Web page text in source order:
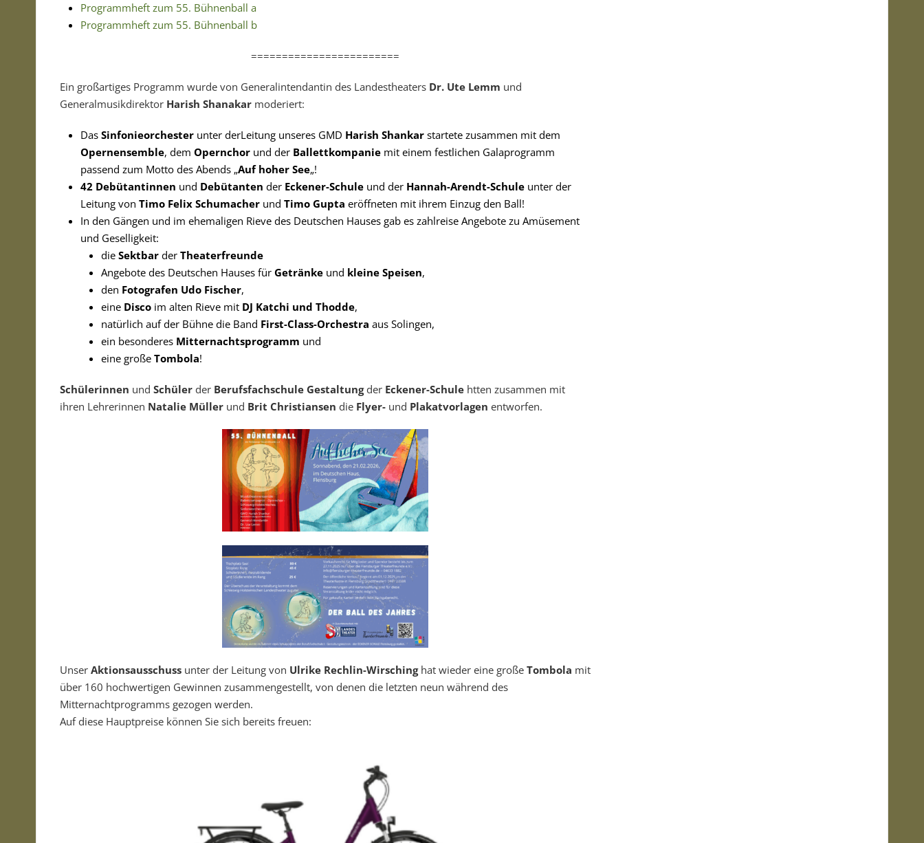
Programmheft zum 55. Bühnenball a
Programmheft zum 55. Bühnenball b
========================
Ein großartiges Programm wurde von Generalintendantin des Landestheaters Dr. Ute Lemm und
Generalmusikdirektor Harish Shanakar moderiert:
Das Sinfonieorchester unter derLeitung unseres GMD Harish Shankar startete zusammen mit dem
Opernensemble, dem Opernchor und der Ballettkompanie mit einem festlichen Galaprogramm
passend zum Motto des Abends „Auf hoher See„!
42 Debütantinnen und Debütanten der Eckener-Schule und der Hannah-Arendt-Schule unter der
Leitung von Timo Felix Schumacher und Timo Gupta eröffneten mit ihrem Einzug den Ball!
In den Gängen und im ehemaligen Rieve des Deutschen Hauses gab es zahlreise Angebote zu Amüsement
und Geselligkeit:
die Sektbar der Theaterfreunde
Angebote des Deutschen Hauses für Getränke und kleine Speisen,
den Fotografen Udo Fischer,
eine Disco im alten Rieve mit DJ Katchi und Thodde,
natürlich auf der Bühne die Band First-Class-Orchestra aus Solingen,
ein besonderes Mitternachtsprogramm und
eine große Tombola!
Schülerinnen und Schüler der Berufsfachschule Gestaltungder Eckener-Schule htten zusammen mit
ihren Lehrerinnen Natalie Müller und Brit Christiansen die Flyer- und Plakatvorlagen entworfen.
Unser Aktionsausschuss unter der Leitung von Ulrike Rechlin-Wirschinghat wieder eine große Tombola mit
über 160 hochwertigen Gewinnen zusammengestellt, von denen die letzten neun während des
Mitternachtprogramms gezogen werden.
Auf diese Hauptpreise können Sie sich bereits freuen: